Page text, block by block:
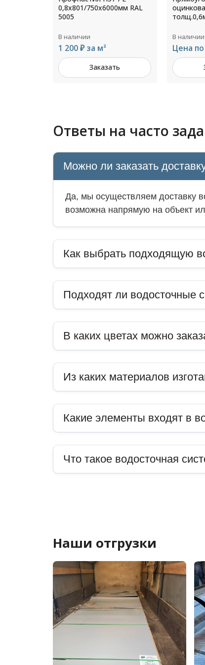
оцинкованный 355х27
толщ.0,6мм RAL 7004
В наличии
Цена по запросу
Заказать
В наличии
Цена
Ответы на часто
Можно ли заказать
Да, мы осуществляем доставку
возможна напрямую на объект
Как выбрать подходящую
Подходят ли водосточные
В каких цветах можно
Из каких материалов
Какие элементы входят в
Что такое водосточная
Наши отгрузки